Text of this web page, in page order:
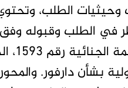
الطلب،
في الطلب وقبوله
بشأن دارفور.